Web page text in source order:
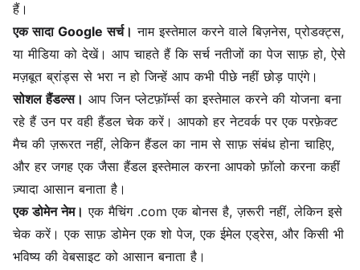
हैं।
एक सादा Google सर्च। नाम इस्तेमाल करने वाले बिज़नेस, प्रोडक्ट्स,
या मीडिया को देखें। आप चाहते हैं कि सर्च नतीजों का पेज साफ़ हो, ऐसे
मज़बूत ब्रांड्स से भरा न हो जिन्हें आप कभी पीछे नहीं छोड़ पाएंगे।
सोशल हैंडल्स। आप जिन प्लेटफ़ॉर्म्स का इस्तेमाल करने की योजना बना
रहे हैं उन पर वही हैंडल चेक करें। आपको हर नेटवर्क पर एक परफ़ेक्ट
मैच की ज़रूरत नहीं, लेकिन हैंडल का नाम से साफ़ संबंध होना चाहिए,
और हर जगह एक जैसा हैंडल इस्तेमाल करना आपको फ़ॉलो करना कहीं
ज़्यादा आसान बनाता है।
एक डोमेन नेम। एक मैचिंग .com एक बोनस है, ज़रूरी नहीं, लेकिन इसे
चेक करें। एक साफ़ डोमेन एक शो पेज, एक ईमेल एड्रेस, और किसी भी
भविष्य की वेबसाइट को आसान बनाता है।